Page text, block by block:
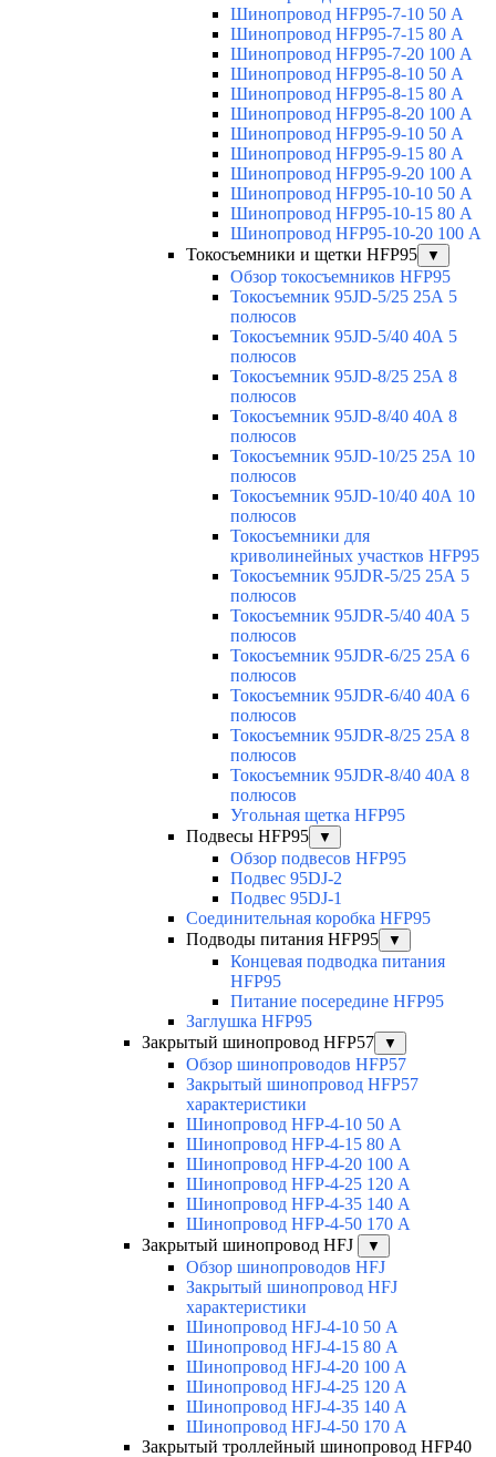
Шинопровод HFP95-7-10 50 А
Шинопровод HFP95-7-15 80 А
Шинопровод HFP95-7-20 100 А
Шинопровод HFP95-8-10 50 А
Шинопровод HFP95-8-15 80 А
Шинопровод HFP95-8-20 100 А
Шинопровод HFP95-9-10 50 А
Шинопровод HFP95-9-15 80 А
Шинопровод HFP95-9-20 100 А
Шинопровод HFP95-10-10 50 А
Шинопровод HFP95-10-15 80 А
Шинопровод HFP95-10-20 100 А
Токосъемники и щетки HFP95
▼
Обзор токосъемников HFP95
Токосъемник 95JD-5/25 25А 5
полюсов
Токосъемник 95JD-5/40 40А 5
полюсов
Токосъемник 95JD-8/25 25А 8
полюсов
Токосъемник 95JD-8/40 40А 8
полюсов
Токосъемник 95JD-10/25 25А 10
полюсов
Токосъемник 95JD-10/40 40А 10
полюсов
Токосъемники для
криволинейных участков HFP95
Токосъемник 95JDR-5/25 25А 5
полюсов
Токосъемник 95JDR-5/40 40А 5
полюсов
Токосъемник 95JDR-6/25 25А 6
полюсов
Токосъемник 95JDR-6/40 40А 6
полюсов
Токосъемник 95JDR-8/25 25А 8
полюсов
Токосъемник 95JDR-8/40 40А 8
полюсов
Угольная щетка HFP95
Подвесы HFP95
▼
Обзор подвесов HFP95
Подвес 95DJ-2
Подвес 95DJ-1
Соединительная коробка HFP95
Подводы питания HFP95
▼
Концевая подводка питания
HFP95
Питание посередине HFP95
Заглушка HFP95
Закрытый шинопровод HFP57
▼
Обзор шинопроводов HFP57
Закрытый шинопровод HFP57
характеристики
Шинопровод HFP-4-10 50 А
Шинопровод HFP-4-15 80 А
Шинопровод HFP-4-20 100 А
Шинопровод HFP-4-25 120 А
Шинопровод HFP-4-35 140 А
Шинопровод HFP-4-50 170 А
Закрытый шинопровод HFJ
▼
Обзор шинопроводов HFJ
Закрытый шинопровод HFJ
характеристики
Шинопровод HFJ-4-10 50 А
Шинопровод HFJ-4-15 80 А
Шинопровод HFJ-4-20 100 А
Шинопровод HFJ-4-25 120 А
Шинопровод HFJ-4-35 140 А
Шинопровод HFJ-4-50 170 А
Закрытый троллейный шинопровод HFP40